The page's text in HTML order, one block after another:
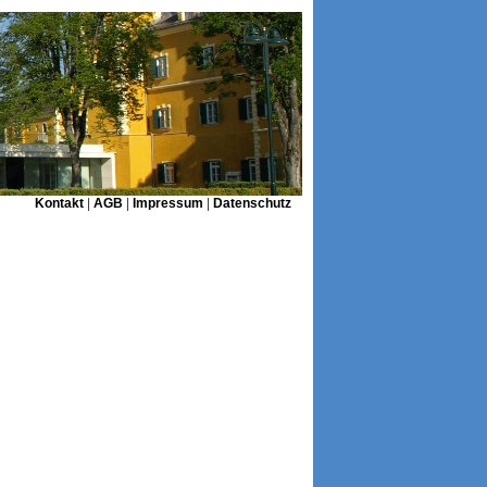
Kontakt AGB Impressum
Datenschutz